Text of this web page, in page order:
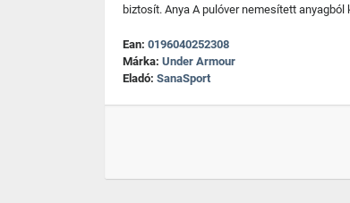
biztosít. Anya A pulóver nemesített anyagból
Ean: 0196040252308
Márka: Under Armour
Eladó: SanaSport